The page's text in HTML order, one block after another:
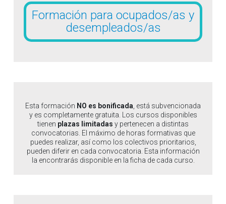
Formación para ocupados/as y
desempleados/as
Esta formación NO es bonificada , está subvencionada
y es completamente gratuita. Los cursos disponibles
tienen plazas limitadas y pertenecen a distintas
convocatorias. El máximo de horas formativas que
puedes realizar, así como los colectivos prioritarios,
pueden diferir en cada convocatoria. Esta información
la encontrarás disponible en la ficha de cada curso.